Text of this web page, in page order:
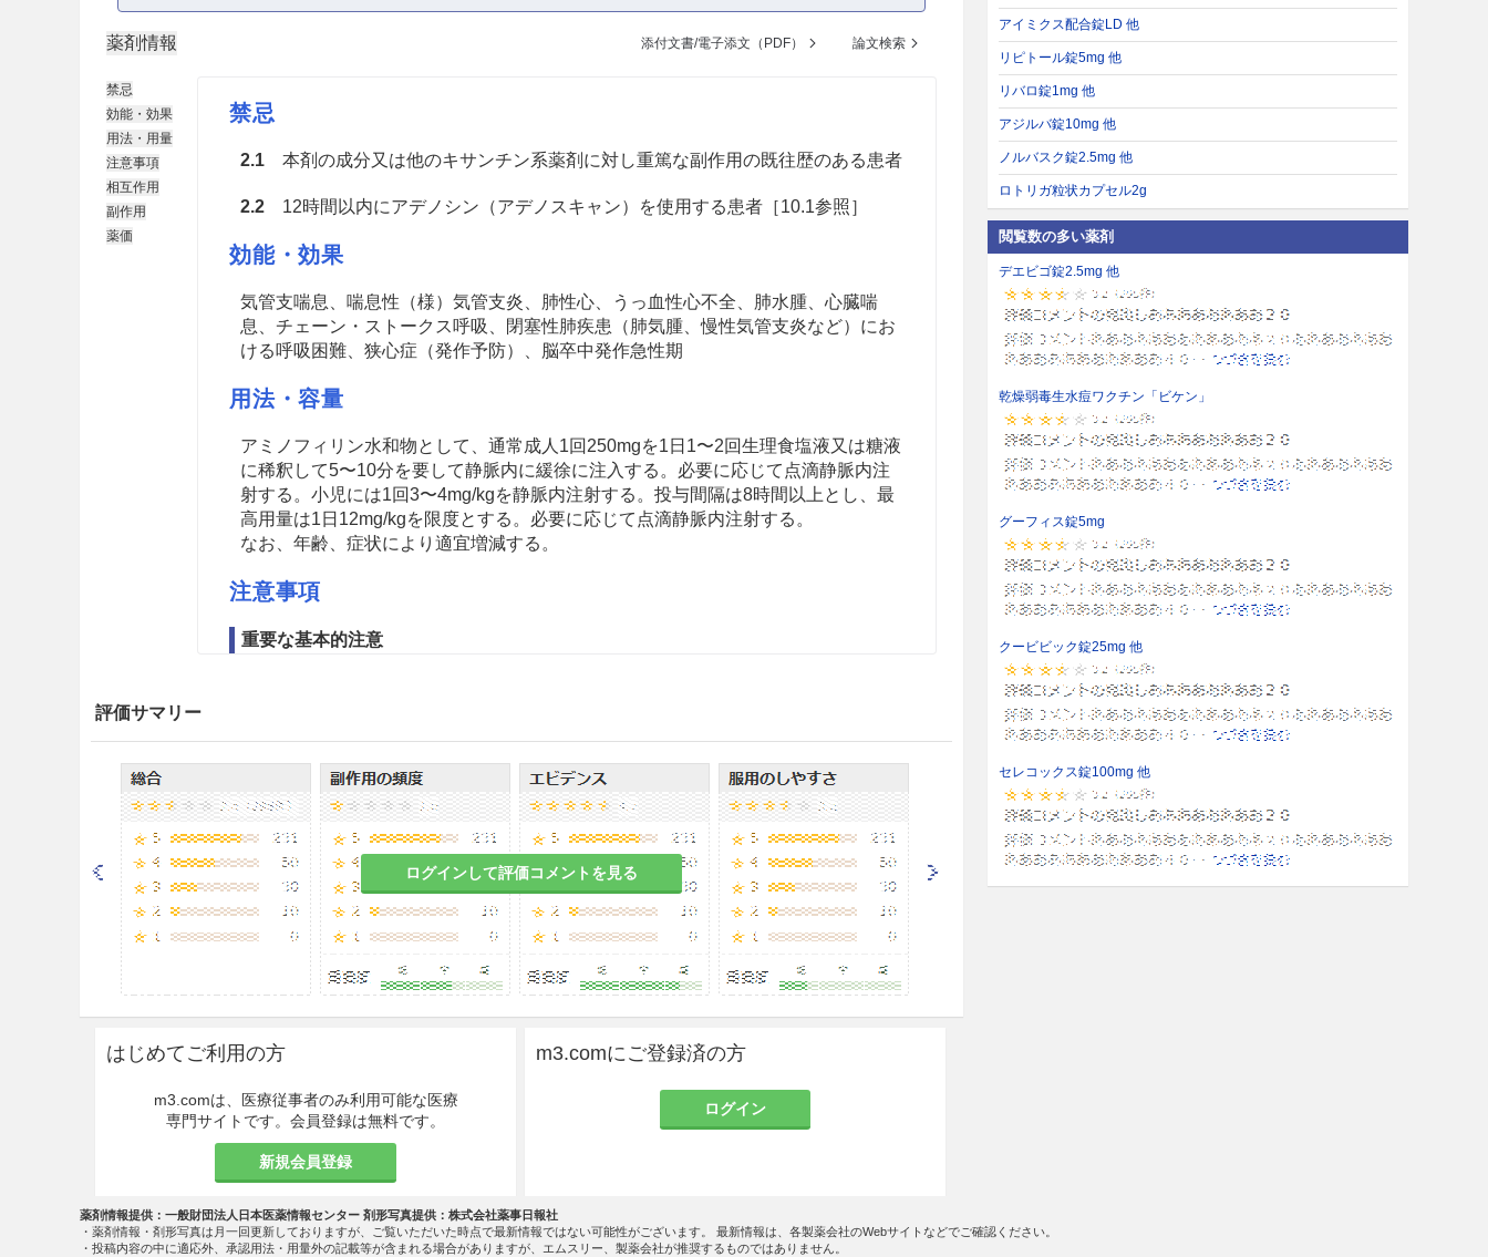
薬剤情報 添付文書/電子添文（PDF） 論文検索
禁忌
効能・効果
用法・用量
注意事項
相互作用
副作用
薬価
禁忌
2.1本剤の成分又は他のキサンチン系薬剤に対し重篤な副作用の既往歴のある患者
2.212時間以内にアデノシン（アデノスキャン）を使用する患者［10.1参照］
効能・効果
気管支喘息、喘息性（様）気管支炎、肺性心、うっ血性心不全、肺水腫、心臓喘
息、チェーン・ストークス呼吸、閉塞性肺疾患（肺気腫、慢性気管支炎など）にお
ける呼吸困難、狭心症（発作予防）、脳卒中発作急性期
用法・容量
アミノフィリン水和物として、通常成人1回250mgを1日1〜2回生理食塩液又は糖液
に稀釈して5〜10分を要して静脈内に緩徐に注入する。必要に応じて点滴静脈内注
射する。小児には1回3〜4mg/kgを静脈内注射する。投与間隔は8時間以上とし、最
高用量は1日12mg/kgを限度とする。必要に応じて点滴静脈内注射する。
なお、年齢、症状により適宜増減する。
注意事項
重要な基本的注意
した投与計画を設定することが望ましい。
＜うっ血性心不全＞
8.2
うっ血性心不全の患者に投与する場合は、テオフィリン血中濃度が上昇する
ことがあるので注意して使用すること。
慎重投与
9.1 合併症・既往歴等のある患者
9.1.1 急性心筋梗塞、重篤な心筋障害のある患者
9.1.2 てんかんの患者
中枢刺激作用によって発作を起こすことがある。
9.1.3 甲状腺機能亢進症の患者
評価サマリー
ログインして評価コメントを見る
はじめてご利用の方
m3.comは、医療従事者のみ利用可能な医療
専門サイトです。会員登録は無料です。
新規会員登録
m3.comにご登録済の方
ログイン
アイミクス配合錠LD 他
リピトール錠5mg 他
リバロ錠1mg 他
アジルバ錠10mg 他
ノルバスク錠2.5mg 他
ロトリガ粒状カプセル2g
閲覧数の多い薬剤
デエビゴ錠2.5mg 他
乾燥弱毒生水痘ワクチン「ビケン」
グーフィス錠5mg
クービビック錠25mg 他
セレコックス錠100mg 他
薬剤情報提供：一般財団法人日本医薬情報センター 剤形写真提供：株式会社薬事日報社
・薬剤情報・剤形写真は月一回更新しておりますが、ご覧いただいた時点で最新情報ではない可能性がございます。 最新情報は、各製薬会社のWebサイトなどでご確認ください。
・投稿内容の中に適応外、承認用法・用量外の記載等が含まれる場合がありますが、エムスリー、製薬会社が推奨するものではありません。